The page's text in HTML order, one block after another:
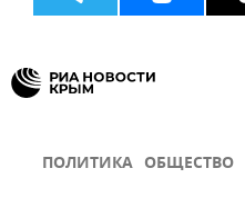
ПОЛИТИКА ОБЩЕСТВО